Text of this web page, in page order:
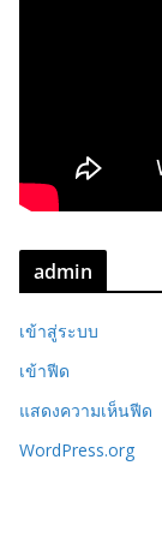
admin
เข้าสู่ระบบ
เข้าฟีด
แสดงความเห็นฟีด
WordPress.org